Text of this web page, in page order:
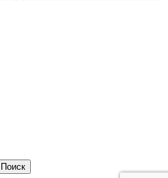
Поиск